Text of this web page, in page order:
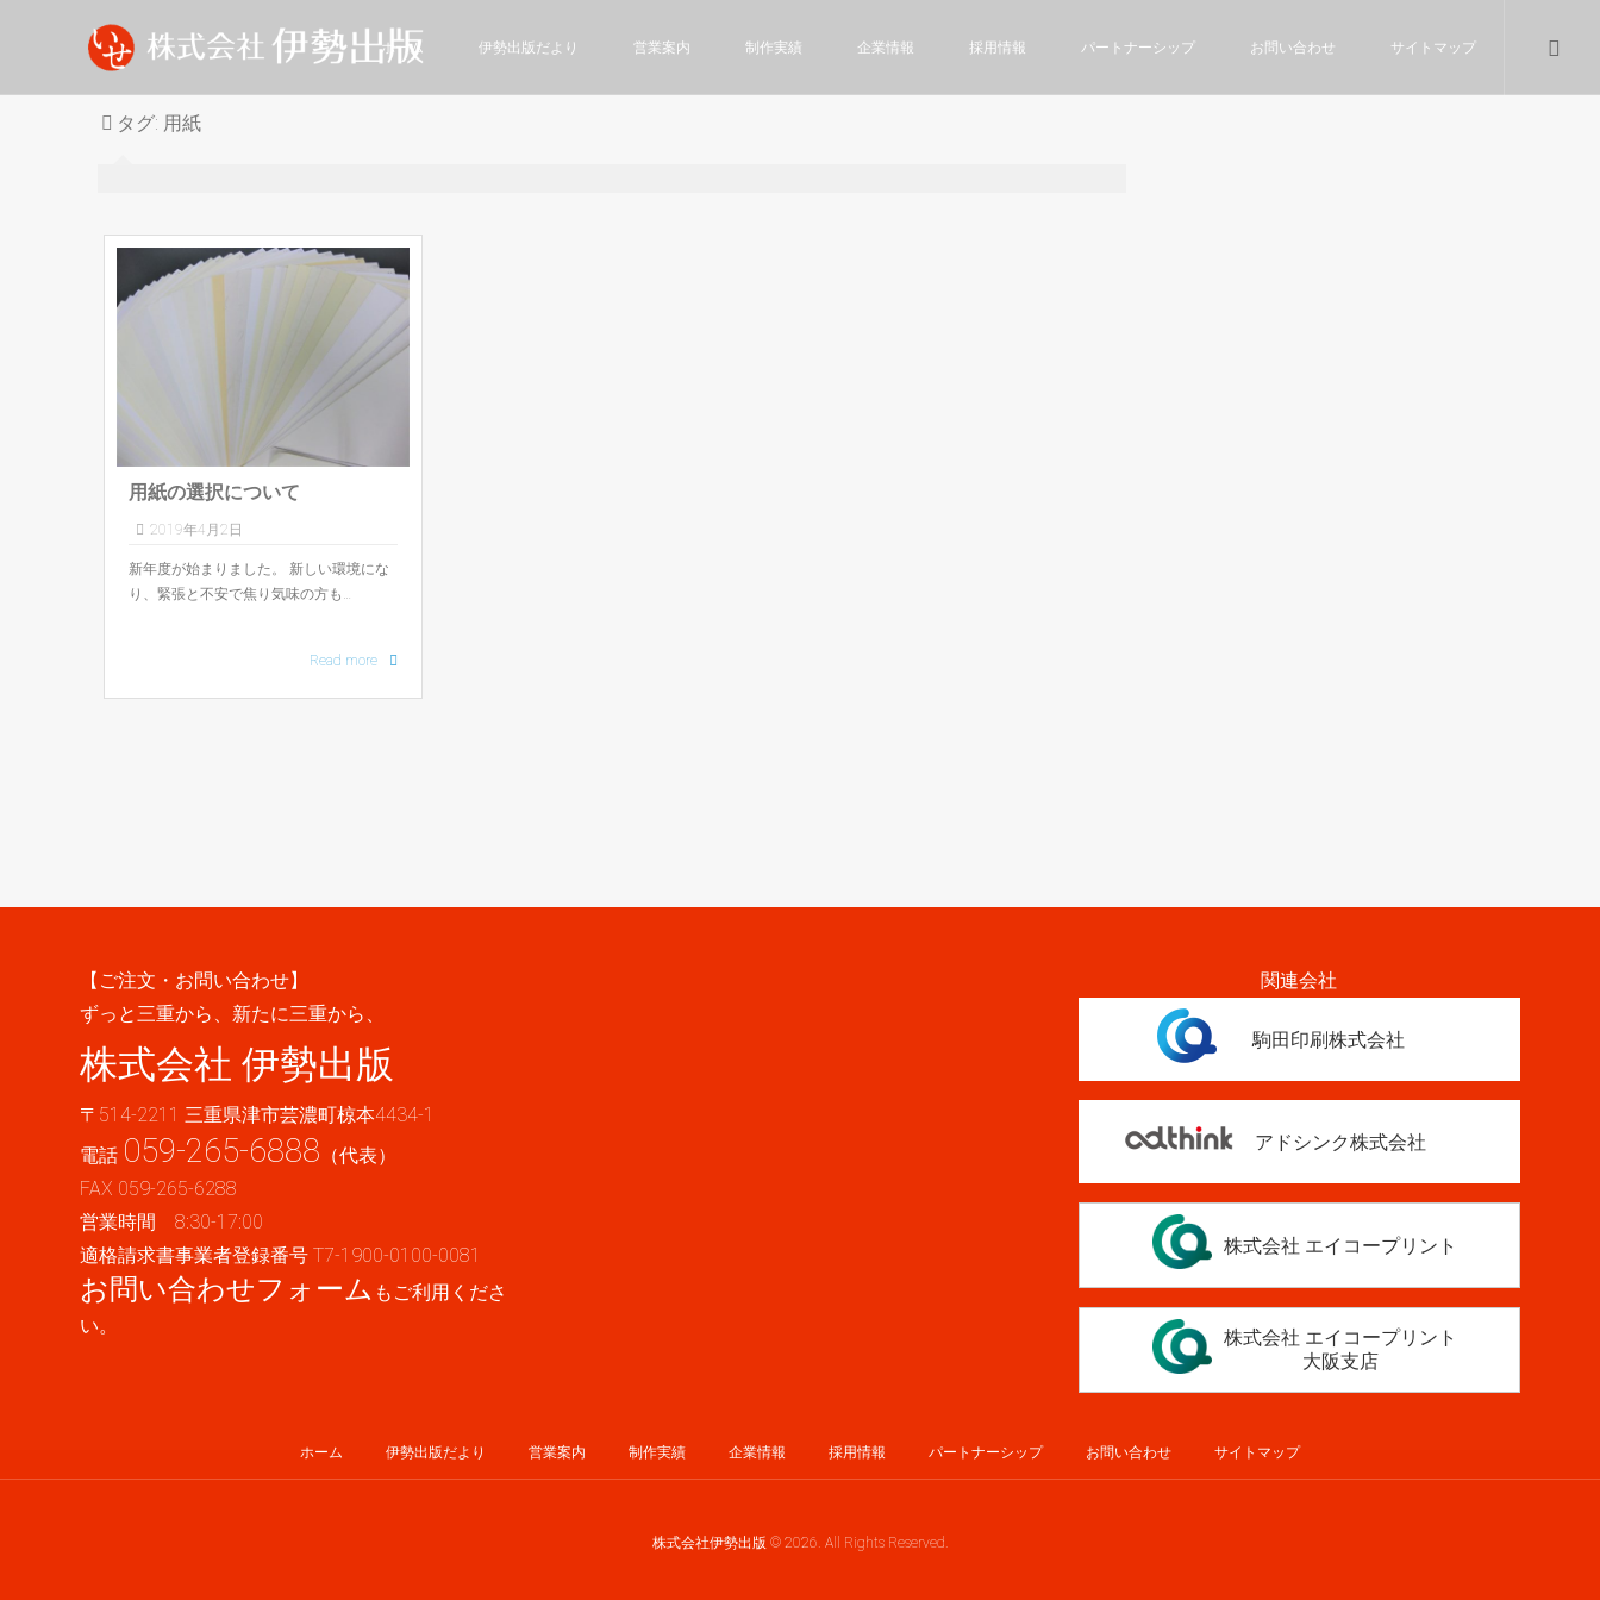
ホーム 伊勢出版だより 営業案内 制作実績 企業情報 採用情報 パートナーシップ お問い合わせ サイトマップ
タグ: 用紙
用紙の選択について
2019年4月2日
新年度が始まりました。 新しい環境にな
り、緊張と不安で焦り気味の方も…
Read more
【ご注文・お問い合わせ】
ずっと三重から、新たに三重から、
株式会社 伊勢出版
〒514-2211 三重県津市芸濃町椋本4434-1
電話 059-265-6888 （代表）
FAX 059-265-6288
営業時間 8:30-17:00
適格請求書事業者登録番号 T7-1900-0100-0081
お問い合わせフォーム もご利用くださ
い。
関連会社
駒田印刷株式会社
アドシンク株式会社
株式会社 エイコープリント
株式会社 エイコープリント
大阪支店
ホーム 伊勢出版だより 営業案内 制作実績 企業情報 採用情報 パートナーシップ お問い合わせ サイトマップ
株式会社伊勢出版 © 2026. All Rights Reserved.